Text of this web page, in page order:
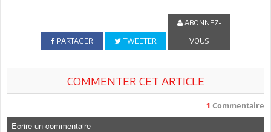
PARTAGER TWEETER
ABONNEZ-
VOUS
COMMENTER CET ARTICLE
1 Commentaire
Ecrire un commentaire